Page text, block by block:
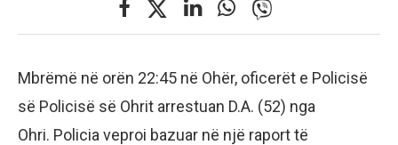
Mbrëmë në orën 22:45 në Ohër, oficerët e Policisë
së Policisë së Ohrit arrestuan D.A. (52) nga
Ohri. Policia veproi bazuar në një raport të